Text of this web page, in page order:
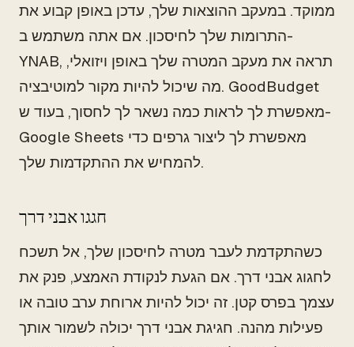
ממוקד. במעקב ההוצאות שלך, עדכן באופן קבוע את
התרומות שלך לחיסכון. אם אתה משתמש ב-
YNAB, תראה את מעקב המטרה שלך באופן ויזואלי,
מה שיכול להיות מקור למוטיבציה. GoodBudget
מאפשרת לך לראות כמה נשאר לך לחסוך, בעוד ש-
Google Sheets מאפשרת לך ליצור גרפים כדי
להמחיש את ההתקדמות שלך.
חגגו אבני דרך
כשהתקדמת לעבר מטרה לחיסכון שלך, אל תשכח
לחגוג אבני דרך. אם הגעת לנקודת האמצע, פנק את
עצמך בפרס קטן. זה יכול להיות ארוחת ערב טובה או
פעילות מהנה. חגיגת אבני דרך יכולה לשמור אותך